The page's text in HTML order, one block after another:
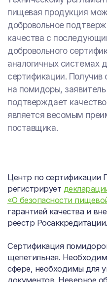
пищевая продукция
добровольное
качества с
добровольного
аналогичных системах
сертификации. Получив
на помидоры,
подтверждает
является весомым
поставщика.
Центр по сертификации
регистрирует
«О безопасности
гарантией качества и
реестр Росаккредитации.
Сертификация
щепетильная.
сфере, необходимы для
документов. Неверное